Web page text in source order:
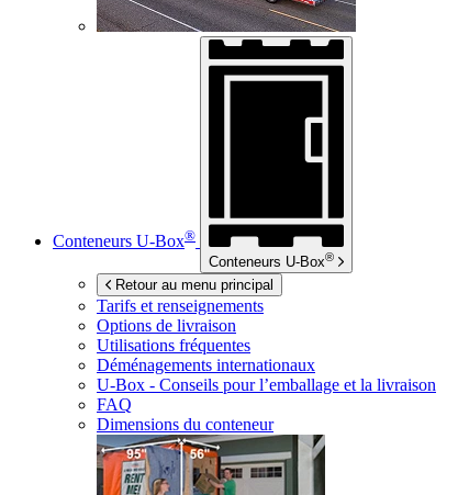
Conteneurs U-Box®
Conteneurs U-Box®
Retour au menu principal
Tarifs et renseignements
Options de livraison
Utilisations fréquentes
Déménagements internationaux
U-Box - Conseils pour l’emballage et la livraison
FAQ
Dimensions du conteneur